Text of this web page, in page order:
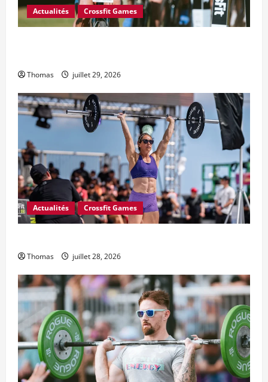
Actualités Crossfit Games
Thomas juillet 29, 2026
Actualités Crossfit Games
Thomas juillet 28, 2026